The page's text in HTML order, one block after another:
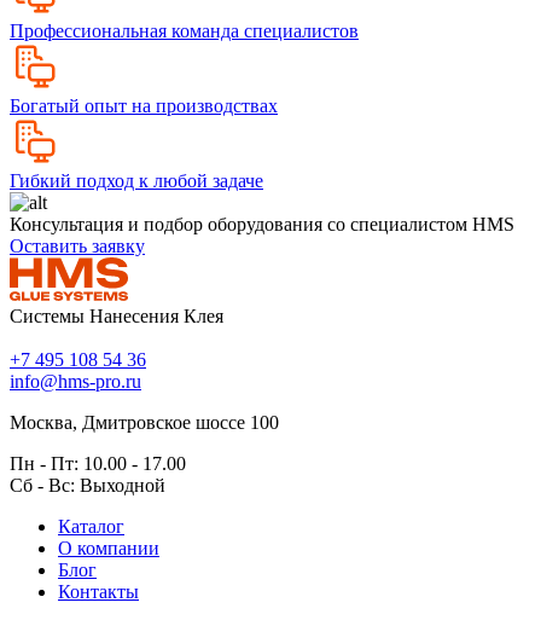
Профессиональная команда специалистов
Богатый опыт на производствах
Гибкий подход к любой задаче
Консультация и подбор оборудования со специалистом HMS
Оставить заявку
Системы Нанесения Клея
+7 495 108 54 36
info@hms-pro.ru
Москва, Дмитровское шоссе 100
Пн - Пт: 10.00 - 17.00
Сб - Вс: Выходной
Каталог
О компании
Блог
Контакты